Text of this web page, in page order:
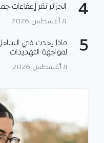
4 الجزائر تقر إعفاءات
8 أغسطس 2026
5
ماذا يحدث في
لمواجهة التهديدات
8 أغسطس 2026